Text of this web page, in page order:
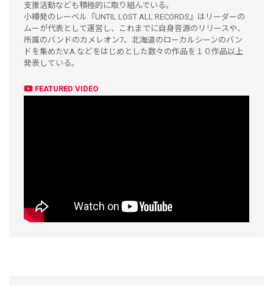
支援活動なども積極的に取り組んでいる。
小樽発のレーベル『UNTIL LOST ALL RECORDS』はリーダーの
ムーが代表として運営し、これまでに自身音源のリリースや、
所属のバンドのカメレオン7、北海道のローカルシーンのバン
ドを集めたV.A.などをはじめとした数々の作品を１０作品以上
発表している。
FEATURED VIDEO